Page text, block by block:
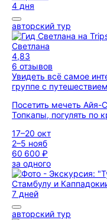
4 дня
авторский тур
Светлана
4,83
6 отзывов
Увидеть всё самое
группе с
Посетить мечеть
Топкапы, погулять по
17–20 окт
2–5 нояб
60 600 ₽
за одного
7 дней
авторский тур